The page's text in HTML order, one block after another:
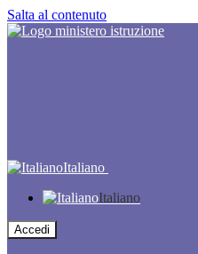
Salta al contenuto
Italiano
Italiano
Accedi